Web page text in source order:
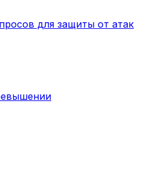
для защиты от атак